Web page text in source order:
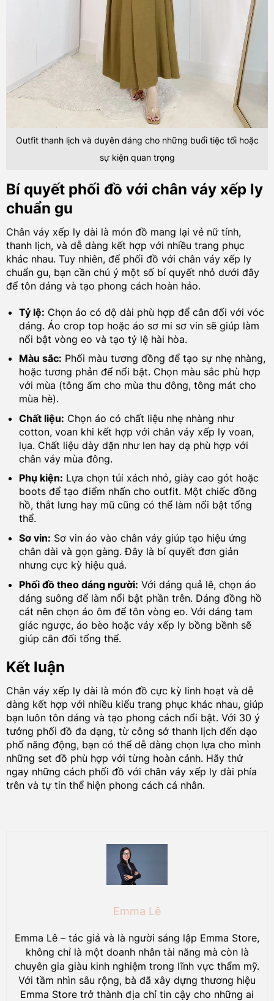
Outfit thanh lịch và duyên dáng cho những buổi tiệc tối hoặc
sự kiện quan trọng
Bí quyết phối đồ với chân váy xếp ly
chuẩn gu
Chân váy xếp ly dài là món đồ mang lại vẻ nữ tính,
thanh lịch, và dễ dàng kết hợp với nhiều trang phục
khác nhau. Tuy nhiên, để phối đồ với chân váy xếp ly
chuẩn gu, bạn cần chú ý một số bí quyết nhỏ dưới đây
để tôn dáng và tạo phong cách hoàn hảo.
Tỷ lệ: Chọn áo có độ dài phù hợp để cân đối với vóc
dáng. Áo crop top hoặc áo sơ mi sơ vin sẽ giúp làm
nổi bật vòng eo và tạo tỷ lệ hài hòa.
Màu sắc: Phối màu tương đồng để tạo sự nhẹ nhàng,
hoặc tương phản để nổi bật. Chọn màu sắc phù hợp
với mùa (tông ấm cho mùa thu đông, tông mát cho
mùa hè).
Chất liệu: Chọn áo có chất liệu nhẹ nhàng như
cotton, voan khi kết hợp với chân váy xếp ly voan,
lụa. Chất liệu dày dặn như len hay dạ phù hợp với
chân váy mùa đông.
Phụ kiện: Lựa chọn túi xách nhỏ, giày cao gót hoặc
boots để tạo điểm nhấn cho outfit. Một chiếc đồng
hồ, thắt lưng hay mũ cũng có thể làm nổi bật tổng
thể.
Sơ vin: Sơ vin áo vào chân váy giúp tạo hiệu ứng
chân dài và gọn gàng. Đây là bí quyết đơn giản
nhưng cực kỳ hiệu quả.
Phối đồ theo dáng người: Với dáng quả lê, chọn áo
dáng suông để làm nổi bật phần trên. Dáng đồng hồ
cát nên chọn áo ôm để tôn vòng eo. Với dáng tam
giác ngược, áo bèo hoặc váy xếp ly bồng bềnh sẽ
giúp cân đối tổng thể.
Kết luận
Chân váy xếp ly dài là món đồ cực kỳ linh hoạt và dễ
dàng kết hợp với nhiều kiểu trang phục khác nhau, giúp
bạn luôn tôn dáng và tạo phong cách nổi bật. Với 30 ý
tưởng phối đồ đa dạng, từ công sở thanh lịch đến dạo
phố năng động, bạn có thể dễ dàng chọn lựa cho mình
những set đồ phù hợp với từng hoàn cảnh. Hãy thử
ngay những cách phối đồ với chân váy xếp ly dài phía
trên và tự tin thể hiện phong cách cá nhân.
Emma Lê
Emma Lê – tác giả và là người sáng lập Emma Store,
không chỉ là một doanh nhân tài năng mà còn là
chuyên gia giàu kinh nghiệm trong lĩnh vực thẩm mỹ.
Với tầm nhìn sâu rộng, bà đã xây dựng thương hiệu
Emma Store trở thành địa chỉ tin cậy cho những ai